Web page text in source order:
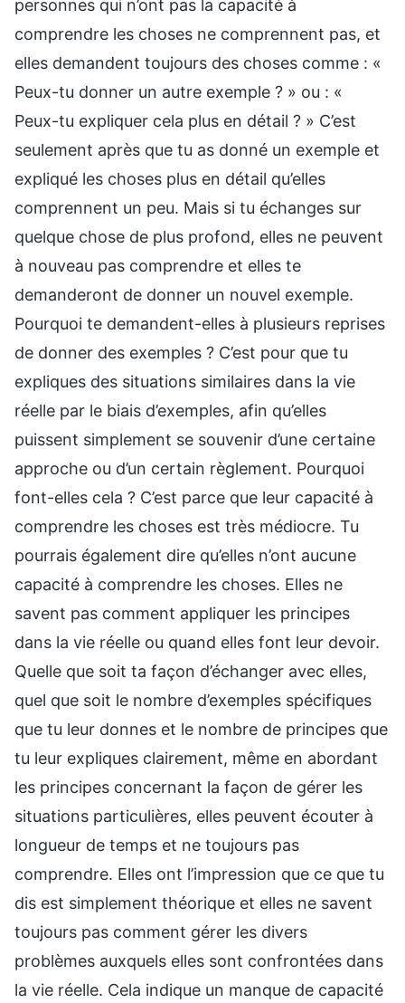
personnes qui n’ont pas la capacité à
comprendre les choses ne comprennent pas, et
elles demandent toujours des choses comme : «
Peux-tu donner un autre exemple ? » ou : «
Peux-tu expliquer cela plus en détail ? » C’est
seulement après que tu as donné un exemple et
expliqué les choses plus en détail qu’elles
comprennent un peu. Mais si tu échanges sur
quelque chose de plus profond, elles ne peuvent
à nouveau pas comprendre et elles te
demanderont de donner un nouvel exemple.
Pourquoi te demandent-elles à plusieurs reprises
de donner des exemples ? C’est pour que tu
expliques des situations similaires dans la vie
réelle par le biais d’exemples, afin qu’elles
puissent simplement se souvenir d’une certaine
approche ou d’un certain règlement. Pourquoi
font-elles cela ? C’est parce que leur capacité à
comprendre les choses est très médiocre. Tu
pourrais également dire qu’elles n’ont aucune
capacité à comprendre les choses. Elles ne
savent pas comment appliquer les principes
dans la vie réelle ou quand elles font leur devoir.
Quelle que soit ta façon d’échanger avec elles,
quel que soit le nombre d’exemples spécifiques
que tu leur donnes et le nombre de principes que
tu leur expliques clairement, même en abordant
les principes concernant la façon de gérer les
situations particulières, elles peuvent écouter à
longueur de temps et ne toujours pas
comprendre. Elles ont l’impression que ce que tu
dis est simplement théorique et elles ne savent
toujours pas comment gérer les divers
problèmes auxquels elles sont confrontées dans
la vie réelle. Cela indique un manque de capacité